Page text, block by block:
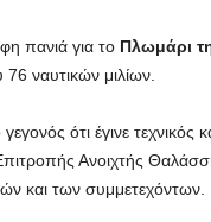
πανιά για το Πλωμάρι
ναυτικών μιλίων.
ότι έγινε
Ανοιχτής
και των συμμετεχόντων.